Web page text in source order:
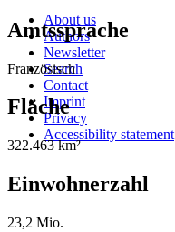
About us
Authors
Newsletter
Search
Contact
Imprint
Privacy
Accessibility statement
Amtssprache
Französisch
Fläche
322.463 km²
Einwohnerzahl
23,2 Mio.